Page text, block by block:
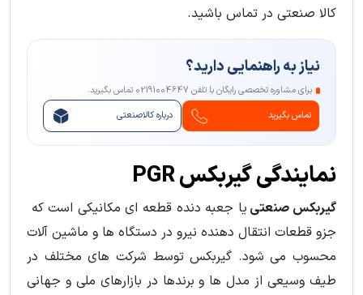
کالا صنعتی در تماس باشید.
نیاز به راهنمایی دارید؟
برای مشاوره تخصصی رایگان با تلفن 02191004647 تماس بگیرید.
تماس بگیرید
درباره کالاصنعتی
نمایندگی گیربکس PGR
گیربکس صنعتی یا جعبه دنده قطعه ای مکانیکی است که
جزو قطعات انتقال دهنده نیرو در دستگاه ها و ماشین آلات
محسوب می شود. گیربکس توسط شرکت های مختلف در
طیف وسیعی از مدل ها و برندها در بازارهای ملی و جهانی